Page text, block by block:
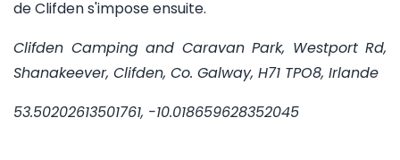
de Clifden s'impose ensuite.
Clifden Camping and Caravan Park, Westport Rd,
Shanakeever, Clifden, Co. Galway, H71 TPO8, Irlande
53.50202613501761, -10.018659628352045